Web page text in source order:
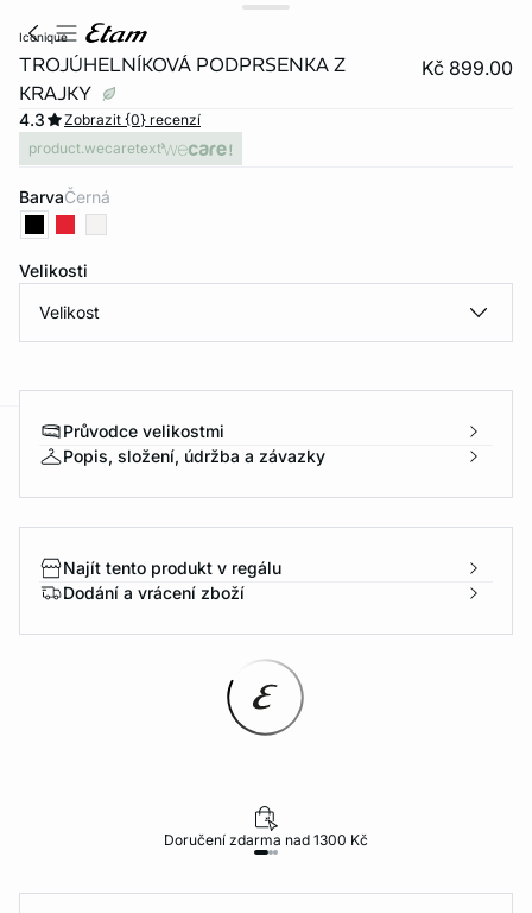
iconique
TROJÚHELNÍKOVÁ PODPRSENKA Z
KRAJKY
Kč 899.00
4.3
Zobrazit {0} recenzí
product.wecaretext
Barva černá
Velikosti
Velikost
Průvodce velikostmi
Popis, složení, údržba a závazky
Najít tento produkt v regálu
Dodání a vrácení zboží
Doručení zdarma nad 1300 Kč